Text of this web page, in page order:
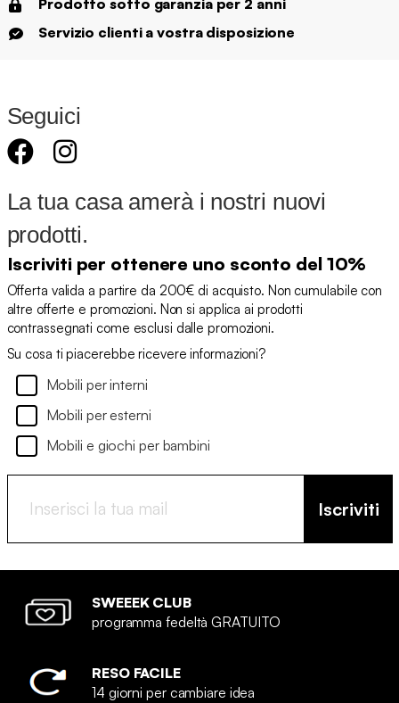
Prodotto sotto garanzia per 2 anni
Servizio clienti a vostra disposizione
Seguici
La tua casa amerà i nostri nuovi
prodotti.
Iscriviti per ottenere uno sconto del 10%
Offerta valida a partire da 200€ di acquisto. Non cumulabile con
altre offerte e promozioni. Non si applica ai prodotti
contrassegnati come esclusi dalle promozioni.
Su cosa ti piacerebbe ricevere informazioni?
Mobili per interni
Mobili per esterni
Mobili e giochi per bambini
Iscriviti
SWEEEK CLUB
programma fedeltà GRATUITO
RESO FACILE
14 giorni per cambiare idea